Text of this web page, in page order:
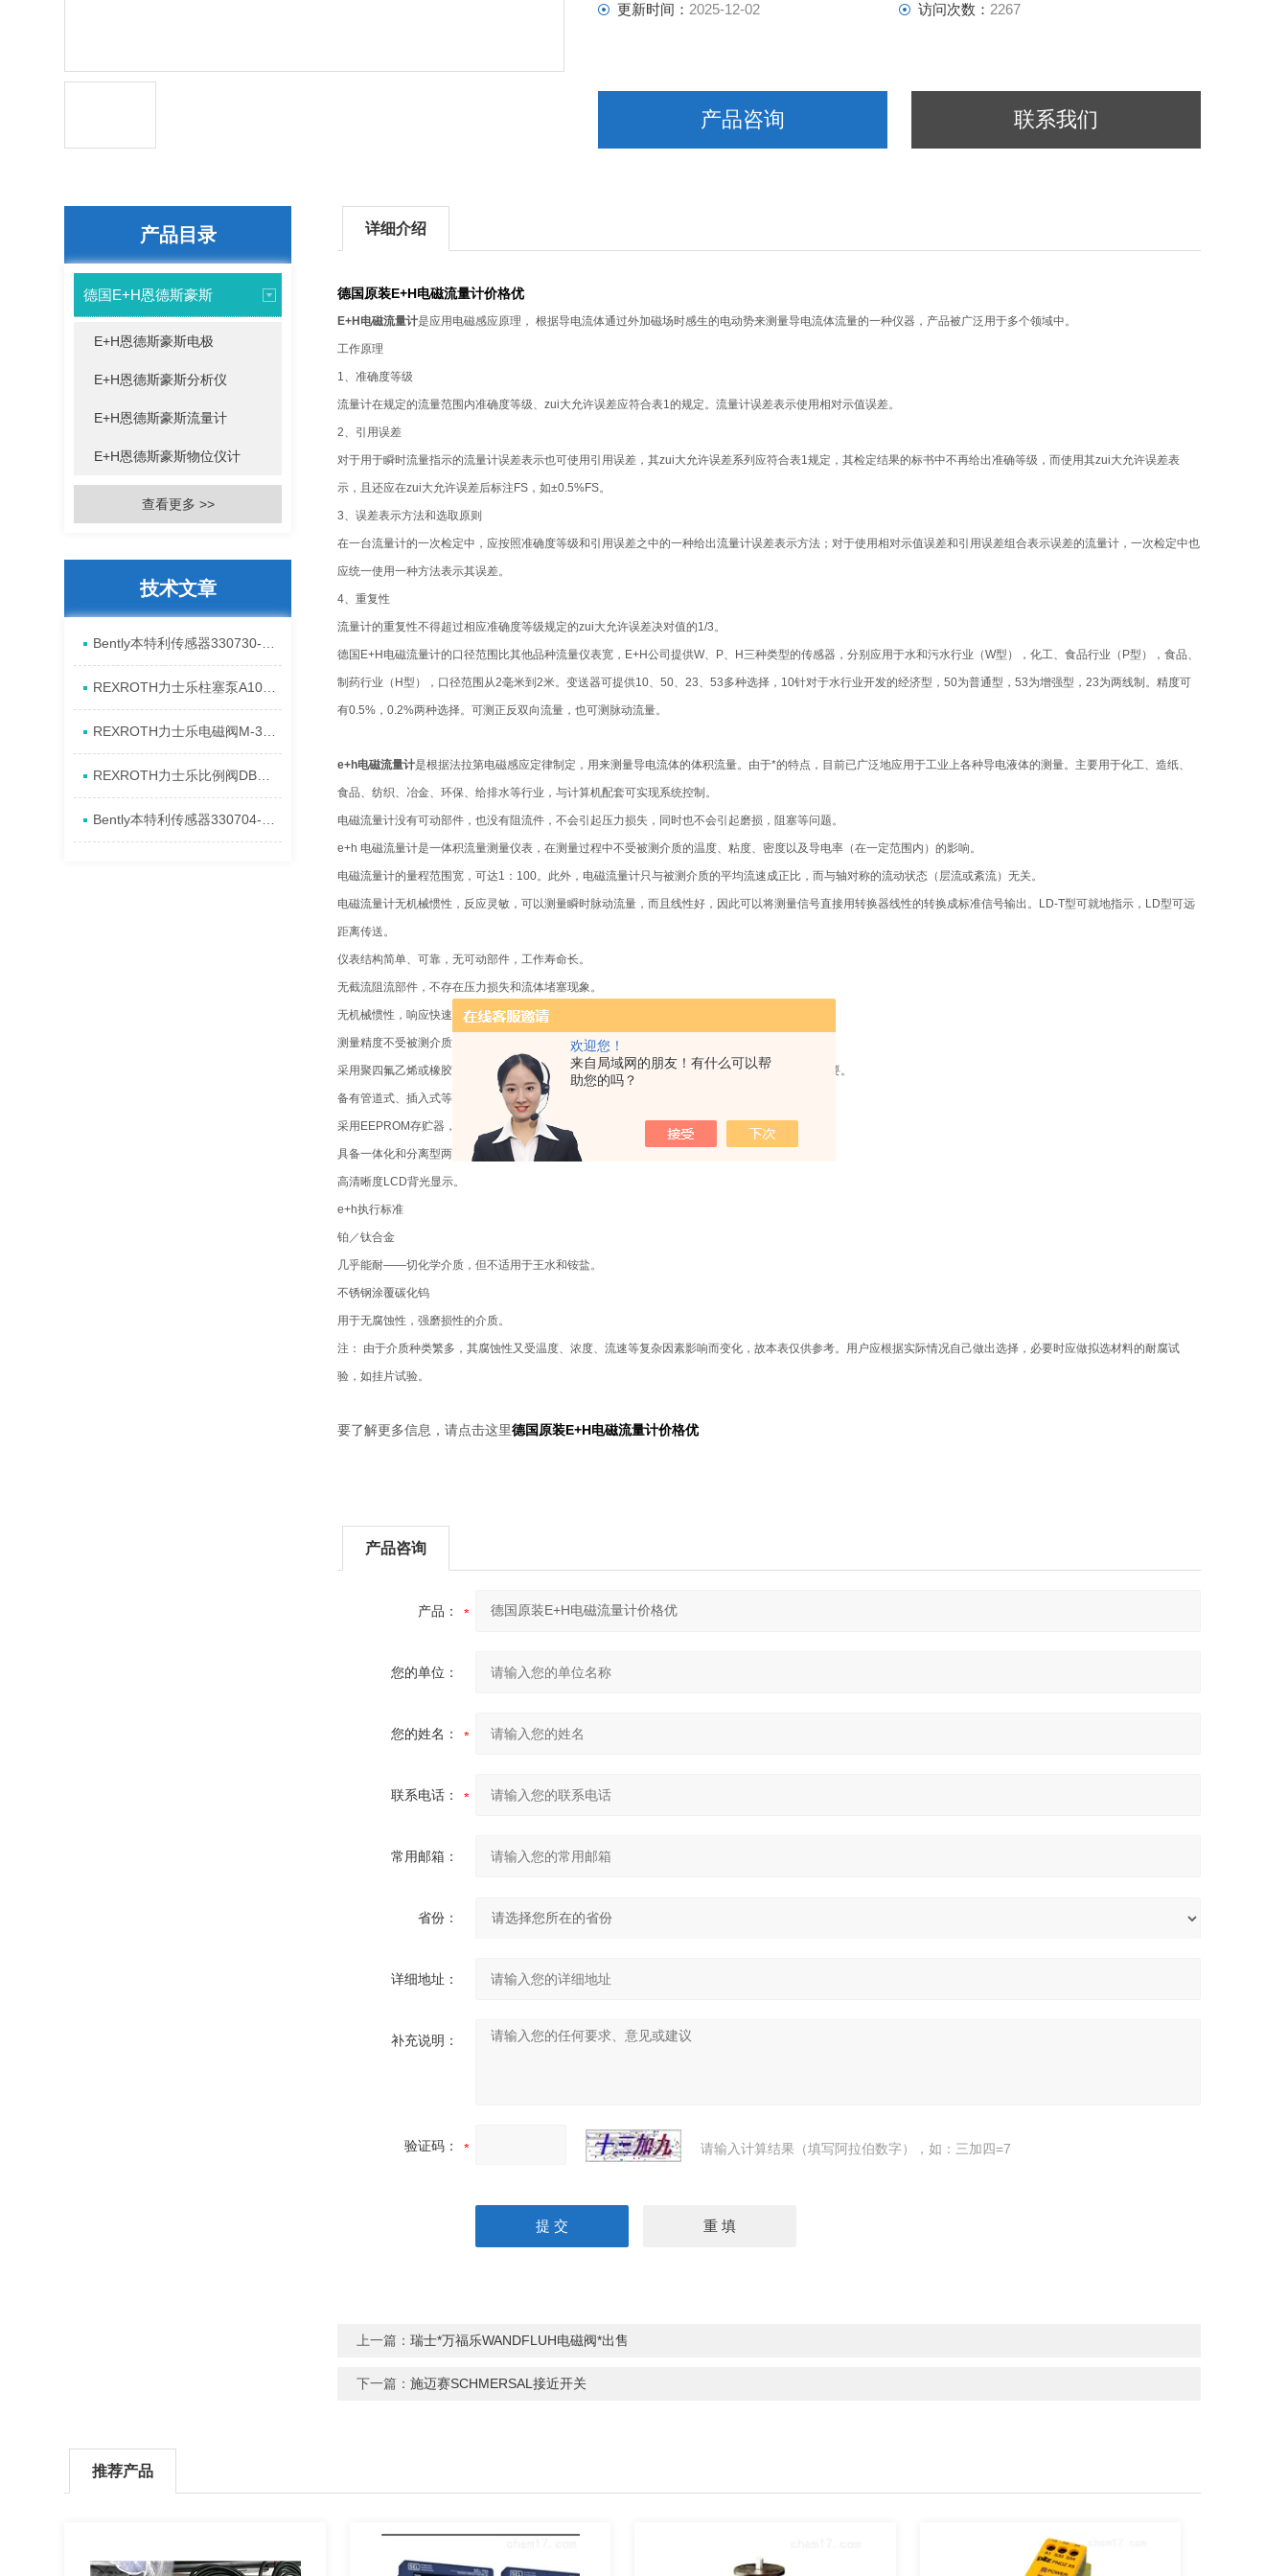
欢迎您！
来自局域网的朋友！有什么可以帮
助您的吗？
更新时间： 2025-12-02 访问次数： 2267
产品咨询 联系我们
产品目录
德国E+H恩德斯豪斯
E+H恩德斯豪斯电极
E+H恩德斯豪斯分析仪
E+H恩德斯豪斯流量计
E+H恩德斯豪斯物位仪计
查看更多 >>
技术文章
详细介绍
德国原装E+H电磁流量计价格优
E+H电磁流量计是应用电磁感应原理， 根据导电流体通过外加磁场时感生的电动势来测量导电流体流量的一种仪器，产品被广泛用于多个领域中。
工作原理
1、准确度等级
流量计在规定的流量范围内准确度等级、zui大允许误差应符合表1的规定。流量计误差表示使用相对示值误差。
2、引用误差
对于用于瞬时流量指示的流量计误差表示也可使用引用误差，其zui大允许误差系列应符合表1规定，其检定结果的标书中不再给出准确等级，而使用其zui大允许误差表
示，且还应在zui大允许误差后标注FS，如±0.5%FS。
3、误差表示方法和选取原则
在一台流量计的一次检定中，应按照准确度等级和引用误差之中的一种给出流量计误差表示方法；对于使用相对示值误差和引用误差组合表示误差的流量计，一次检定中也
应统一使用一种方法表示其误差。
4、重复性
流量计的重复性不得超过相应准确度等级规定的zui大允许误差决对值的1/3。
德国E+H电磁流量计的口径范围比其他品种流量仪表宽，E+H公司提供W、P、H三种类型的传感器，分别应用于水和污水行业（W型），化工、食品行业（P型），食品、
制药行业（H型），口径范围从2毫米到2米。变送器可提供10、50、23、53多种选择，10针对于水行业开发的经济型，50为普通型，53为增强型，23为两线制。精度可
有0.5%，0.2%两种选择。可测正反双向流量，也可测脉动流量。
e+h电磁流量计是根据法拉第电磁感应定律制定，用来测量导电流体的体积流量。由于*的特点，目前已广泛地应用于工业上各种导电液体的测量。主要用于化工、造纸、
食品、纺织、冶金、环保、给排水等行业，与计算机配套可实现系统控制。
电磁流量计没有可动部件，也没有阻流件，不会引起压力损失，同时也不会引起磨损，阻塞等问题。
e+h 电磁流量计是一体积流量测量仪表，在测量过程中不受被测介质的温度、粘度、密度以及导电率（在一定范围内）的影响。
电磁流量计的量程范围宽，可达1：100。此外，电磁流量计只与被测介质的平均流速成正比，而与轴对称的流动状态（层流或紊流）无关。
电磁流量计无机械惯性，反应灵敏，可以测量瞬时脉动流量，而且线性好，因此可以将测量信号直接用转换器线性的转换成标准信号输出。LD-T型可就地指示，LD型可远
距离传送。
仪表结构简单、可靠，无可动部件，工作寿命长。
无截流阻流部件，不存在压力损失和流体堵塞现象。
无机械惯性，响应快速，稳定性好，可应用于自动检测、调节和程控系统。
测量精度不受被测介质的种类及其温度、粘度、密度、压力等物理量参数的影响。
采用聚四氟乙烯或橡胶材质衬里和Hc、Hb、316L、Ti等电极材料的不同组合可适应不同介质的需要。
备有管道式、插入式等多种流量计型号。
采用EEPROM存贮器，测量运算数据存贮保护安全可靠。
具备一体化和分离型两种型式。
高清晰度LCD背光显示。
e+h执行标准
铂／钛合金
几乎能耐——切化学介质，但不适用于王水和铵盐。
不锈钢涂覆碳化钨
用于无腐蚀性，强磨损性的介质。
注： 由于介质种类繁多，其腐蚀性又受温度、浓度、流速等复杂因素影响而变化，故本表仅供参考。用户应根据实际情况自己做出选择，必要时应做拟选材料的耐腐试
验，如挂片试验。
要了解更多信息，请点击这里德国原装E+H电磁流量计价格优
产品咨询
产品：
您的单位：
您的姓名：
联系电话：
常用邮箱：
省份：
详细地址：
补充说明：
验证码： 请输入计算结果（填写阿拉伯数字），如：三加四=7
上一篇： 瑞士*万福乐WANDFLUH电磁阀*出售
下一篇： 施迈赛SCHMERSAL接近开关
推荐产品